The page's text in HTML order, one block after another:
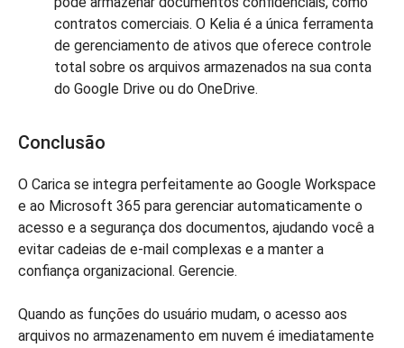
contratos comerciais. O Kelia é a única ferramenta
de gerenciamento de ativos que oferece controle
total sobre os arquivos armazenados na sua conta
do Google Drive ou do OneDrive.
Conclusão
O Carica se integra perfeitamente ao Google Workspace
e ao Microsoft 365 para gerenciar automaticamente o
acesso e a segurança dos documentos, ajudando você a
evitar cadeias de e-mail complexas e a manter a
confiança organizacional. Gerencie.
Quando as funções do usuário mudam, o acesso aos
arquivos no armazenamento em nuvem é imediatamente